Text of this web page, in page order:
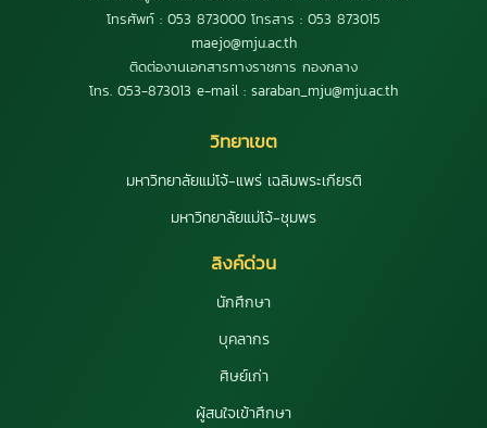
โทรศัพท์ : 053 873000 โทรสาร : 053 873015
maejo@mju.ac.th
ติดต่องานเอกสารทางราชการ กองกลาง
โทร. 053-873013 e-mail : saraban_mju@mju.ac.th
วิทยาเขต
มหาวิทยาลัยแม่โจ้-แพร่ เฉลิมพระเกียรติ
มหาวิทยาลัยแม่โจ้-ชุมพร
ลิงค์ด่วน
นักศึกษา
บุคลากร
ศิษย์เก่า
ผู้สนใจเข้าศึกษา